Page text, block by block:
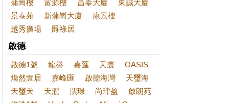
蒲崗樓
富源樓 昌泰大廈
東誠大廈
景泰苑
新蒲崗大廈
康景樓
越秀廣場
爵祿居
啟德
啟德1號 龍譽 嘉匯 天寰
OASIS
煥然壹居
嘉峰匯 啟德海灣
天璽海
天璽天
天瀧 澐璟 尚珒盈
啟朗苑